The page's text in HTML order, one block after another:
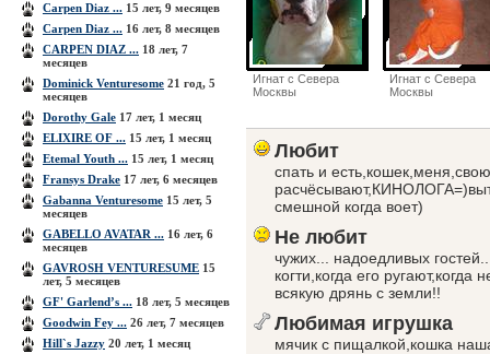
Carpen Diaz ... 15 лет, 9 месяцев
Carpen Diaz ... 16 лет, 8 месяцев
CARPEN DIAZ ... 18 лет, 7
месяцев
Dominick Venturesome 21 год, 5
месяцев
Dorothy Gale 17 лет, 1 месяц
ELIXIRE OF ... 15 лет, 1 месяц
Etemal Youth ... 15 лет, 1 месяц
Fransys Drake 17 лет, 6 месяцев
Gabanna Venturesome 15 лет, 5
месяцев
GABELLO AVATAR ... 16 лет, 6
месяцев
GAVROSH VENTURESUME 15
лет, 5 месяцев
GF' Garlend’s ... 18 лет, 5 месяцев
Goodwin Fey ... 26 лет, 7 месяцев
Hill`s Jazzy 20 лет, 1 месяц
Игнат с Севера
Москвы
Игнат с Севера
Москвы
Любит
спать и
смешной когда воет)
Не любит
чужих... надоедливых
когти,когда его
всякую дрянь с земли!!
Любимая игрушка
мячик с пищалкой,кошка